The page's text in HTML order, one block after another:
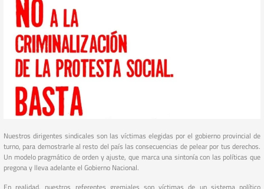
Nuestros dirigentes sindicales son las víctimas elegidas por el gobierno provincial de
turno, para demostrarle al resto del país las consecuencias de pelear por tus derechos.
Un modelo pragmático de orden y ajuste, que marca una sintonía con las políticas que
pregona y lleva adelante el Gobierno Nacional.